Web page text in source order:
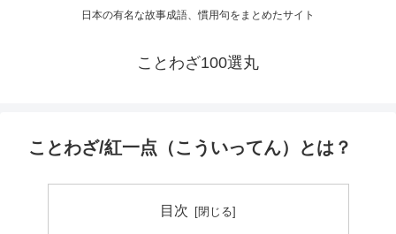
日本の有名な故事成語、慣用句をまとめたサイト
ことわざ100選丸
ことわざ/紅一点（こういってん）とは？
目次